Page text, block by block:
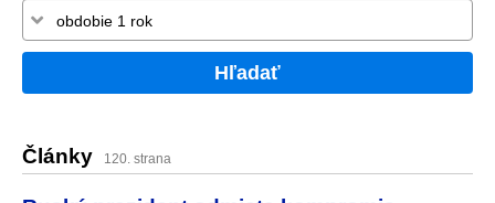
Hľadať
Články 120. strana